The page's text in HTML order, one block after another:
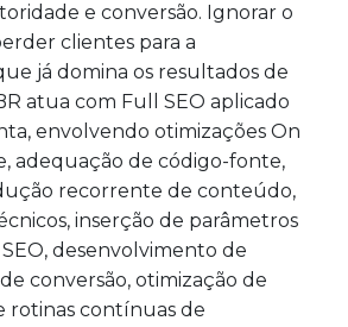
e conversão. Ignorar o
clientes para a
já domina os resultados de
atua com Full SEO aplicado
envolvendo otimizações On
adequação de código-fonte,
recorrente de conteúdo,
inserção de parâmetros
desenvolvimento de
conversão, otimização de
rotinas contínuas de